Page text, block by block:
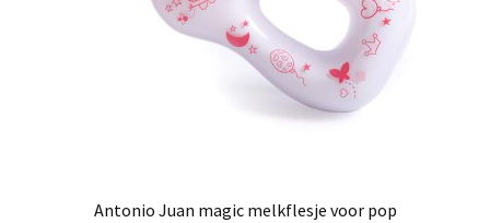
Antonio Juan magic melkflesje voor pop